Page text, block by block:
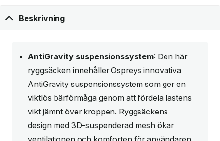
Beskrivning
AntiGravity suspensionssystem: Den här
ryggsäcken innehåller Ospreys innovativa
AntiGravity suspensionssystem som ger en
viktlös bärförmåga genom att fördela lastens
vikt jämnt över kroppen. Ryggsäckens
design med 3D-suspenderad mesh ökar
ventilationen och komforten för användaren